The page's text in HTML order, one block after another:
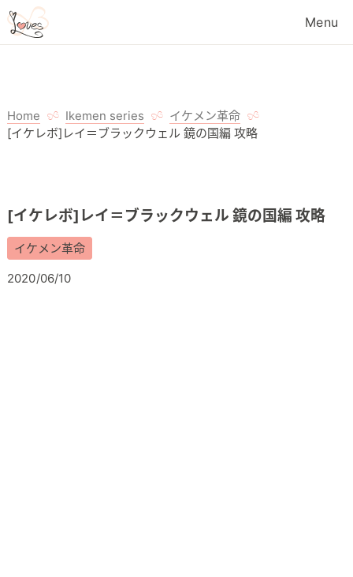
Home Ikemen series
イケメン革命
[イケレボ]レイ＝ブラックウェル 鏡の国編 攻略
[イケレボ]レイ＝ブラックウェル 鏡の国編 攻略
イケメン革命
2020/06/10